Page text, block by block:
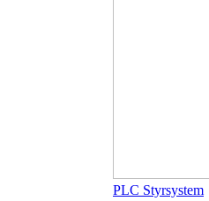
PLC Styrsystem